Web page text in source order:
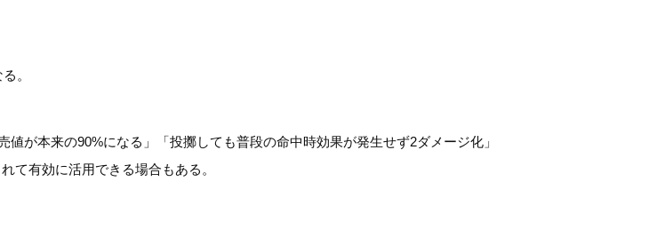
。
が本来の90%になる」「投擲しても普段の命中時効果が発生せず2ダメージ化」
て有効に活用できる場合もある。